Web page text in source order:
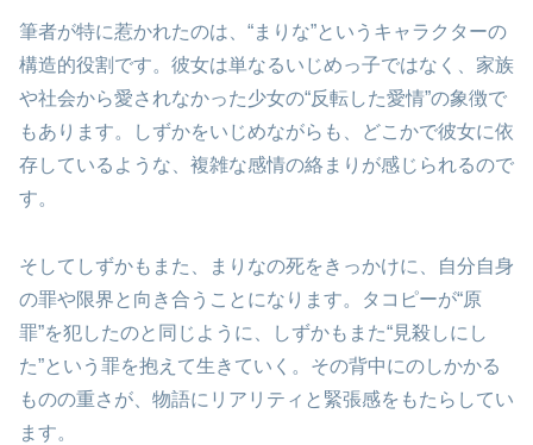
筆者が特に惹かれたのは、“まりな”というキャラクターの
構造的役割です。彼女は単なるいじめっ子ではなく、家族
や社会から愛されなかった少女の“反転した愛情”の象徴で
もあります。しずかをいじめながらも、どこかで彼女に依
存しているような、複雑な感情の絡まりが感じられるので
す。
そしてしずかもまた、まりなの死をきっかけに、自分自身
の罪や限界と向き合うことになります。タコピーが“原
罪”を犯したのと同じように、しずかもまた“見殺しにし
た”という罪を抱えて生きていく。その背中にのしかかる
ものの重さが、物語にリアリティと緊張感をもたらしてい
ます。